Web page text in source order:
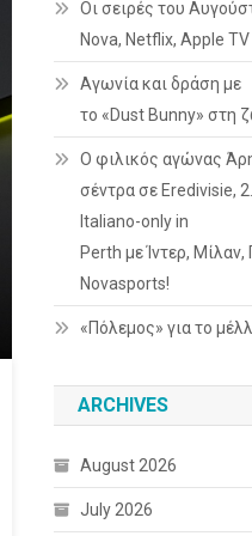
Οι σειρές του
Nova, Netflix, Apple TV
Αγωνία και δράση με
το «Dust Bunny» στη
Ο φιλικός αγώνας
σέντρα σε Eredivisie,
Italiano-only in
Perth με Ίντερ,
Novasports!
«Πόλεμος» για το
ARCHIVES
August 2026
July 2026